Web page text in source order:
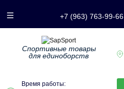
+7 (963) 763-99-66
Спортивные товары
для единоборств
Время работы: